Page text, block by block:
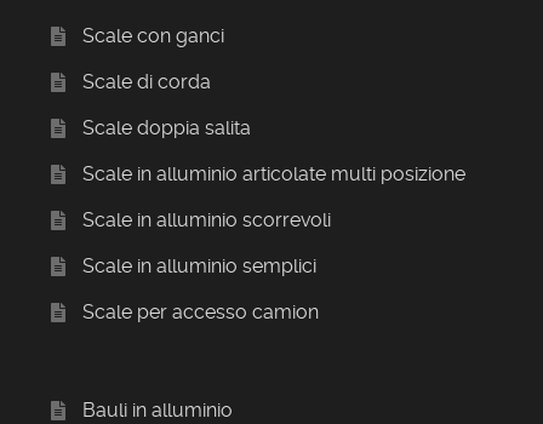
Scale con ganci
Scale di corda
Scale doppia salita
Scale in alluminio articolate multi posizione
Scale in alluminio scorrevoli
Scale in alluminio semplici
Scale per accesso camion
Bauli in alluminio